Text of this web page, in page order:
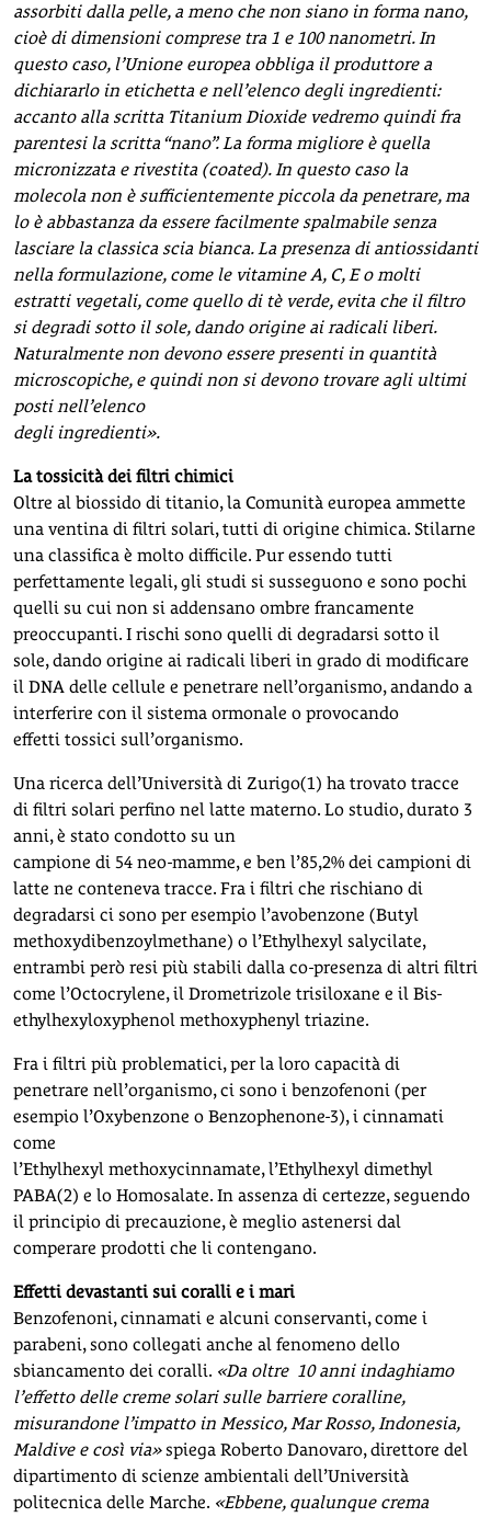
assorbiti dalla pelle, a meno che non siano in forma nano,
cioè di dimensioni comprese tra 1 e 100 nanometri. In
questo caso, l’Unione europea obbliga il produttore a
dichiararlo in etichetta e nell’elenco degli ingredienti:
accanto alla scritta Titanium Dioxide vedremo quindi fra
parentesi la scritta “nano”. La forma migliore è quella
micronizzata e rivestita (coated). In questo caso la
molecola non è sufficientemente piccola da penetrare, ma
lo è abbastanza da essere facilmente spalmabile senza
lasciare la classica scia bianca. La presenza di antiossidanti
nella formulazione, come le vitamine A, C, E o molti
estratti vegetali, come quello di tè verde, evita che il filtro
si degradi sotto il sole, dando origine ai radicali liberi.
Naturalmente non devono essere presenti in quantità
microscopiche, e quindi non si devono trovare agli ultimi
posti nell’elenco
degli ingredienti».
La tossicità dei filtri chimici
Oltre al biossido di titanio, la Comunità europea ammette
una ventina di filtri solari, tutti di origine chimica. Stilarne
una classifica è molto difficile. Pur essendo tutti
perfettamente legali, gli studi si susseguono e sono pochi
quelli su cui non si addensano ombre francamente
preoccupanti. I rischi sono quelli di degradarsi sotto il
sole, dando origine ai radicali liberi in grado di modificare
il DNA delle cellule e penetrare nell’organismo, andando a
interferire con il sistema ormonale o provocando
effetti tossici sull’organismo.
Una ricerca dell’Università di Zurigo(1) ha trovato tracce
di filtri solari perfino nel latte materno. Lo studio, durato 3
anni, è stato condotto su un
campione di 54 neo-mamme, e ben l’85,2% dei campioni di
latte ne conteneva tracce. Fra i filtri che rischiano di
degradarsi ci sono per esempio l’avobenzone (Butyl
methoxydibenzoylmethane) o l’Ethylhexyl salycilate,
entrambi però resi più stabili dalla co-presenza di altri filtri
come l’Octocrylene, il Drometrizole trisiloxane e il Bis-
ethylhexyloxyphenol methoxyphenyl triazine.
Fra i filtri più problematici, per la loro capacità di
penetrare nell’organismo, ci sono i benzofenoni (per
esempio l’Oxybenzone o Benzophenone-3), i cinnamati
come
l’Ethylhexyl methoxycinnamate, l’Ethylhexyl dimethyl
PABA(2) e lo Homosalate. In assenza di certezze, seguendo
il principio di precauzione, è meglio astenersi dal
comperare prodotti che li contengano.
Effetti devastanti sui coralli e i mari
Benzofenoni, cinnamati e alcuni conservanti, come i
parabeni, sono collegati anche al fenomeno dello
sbiancamento dei coralli. «Da oltre 10 anni indaghiamo
l’effetto delle creme solari sulle barriere coralline,
misurandone l’impatto in Messico, Mar Rosso, Indonesia,
Maldive e così via»spiega Roberto Danovaro, direttore del
dipartimento di scienze ambientali dell’Università
politecnica delle Marche. «Ebbene, qualunque crema